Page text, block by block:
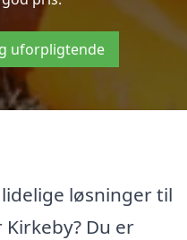
uforpligtende
løsninger til
Du er